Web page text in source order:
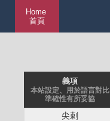
Home
首頁
義項
本站設定、用於語言對比
準確性有所妥協
尖刺